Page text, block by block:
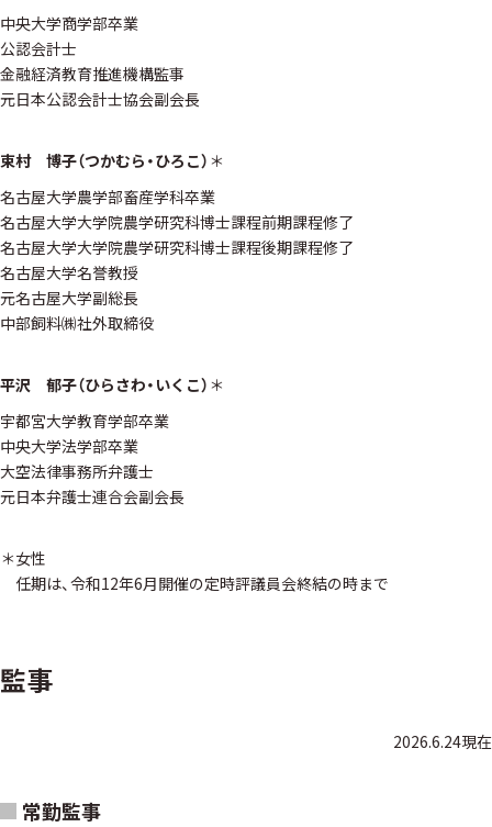
中央大学商学部卒業
公認会計士
金融経済教育推進機構監事
元日本公認会計士協会副会長
束村 博子（つかむら・ひろこ） ＊
名古屋大学農学部畜産学科卒業
名古屋大学大学院農学研究科博士課程前期課程修了
名古屋大学大学院農学研究科博士課程後期課程修了
名古屋大学名誉教授
元名古屋大学副総長
中部飼料㈱社外取締役
平沢 郁子（ひらさわ・いくこ） ＊
宇都宮大学教育学部卒業
中央大学法学部卒業
大空法律事務所弁護士
元日本弁護士連合会副会長
＊女性
任期は、令和12年6月開催の定時評議員会終結の時まで
監事
2026.6.24現在
常勤監事